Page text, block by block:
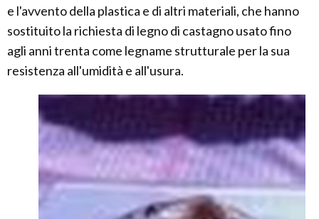
e l'avvento della plastica e di altri materiali, che hanno
sostituito la richiesta di legno di castagno usato fino
agli anni trenta come legname strutturale per la sua
resistenza all'umidità e all'usura.